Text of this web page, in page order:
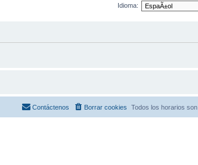
Idioma:
Todos los horarios son
Borrar cookies
Contáctenos